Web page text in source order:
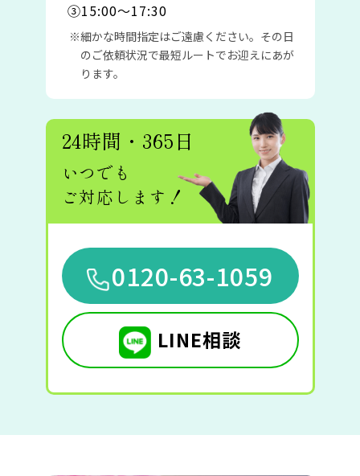
③15:00〜17:30
細かな時間指定はご遠慮ください。その日
のご依頼状況で最短ルートでお迎えにあが
ります。
24時間・365日
いつでも
ご対応します！
0120-63-1059
LINE相談